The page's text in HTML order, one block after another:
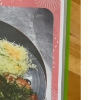
ホーム
菜園日記